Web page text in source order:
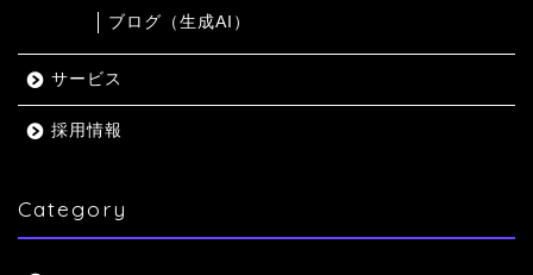
ブログ（生成AI）
サービス
採用情報
Category